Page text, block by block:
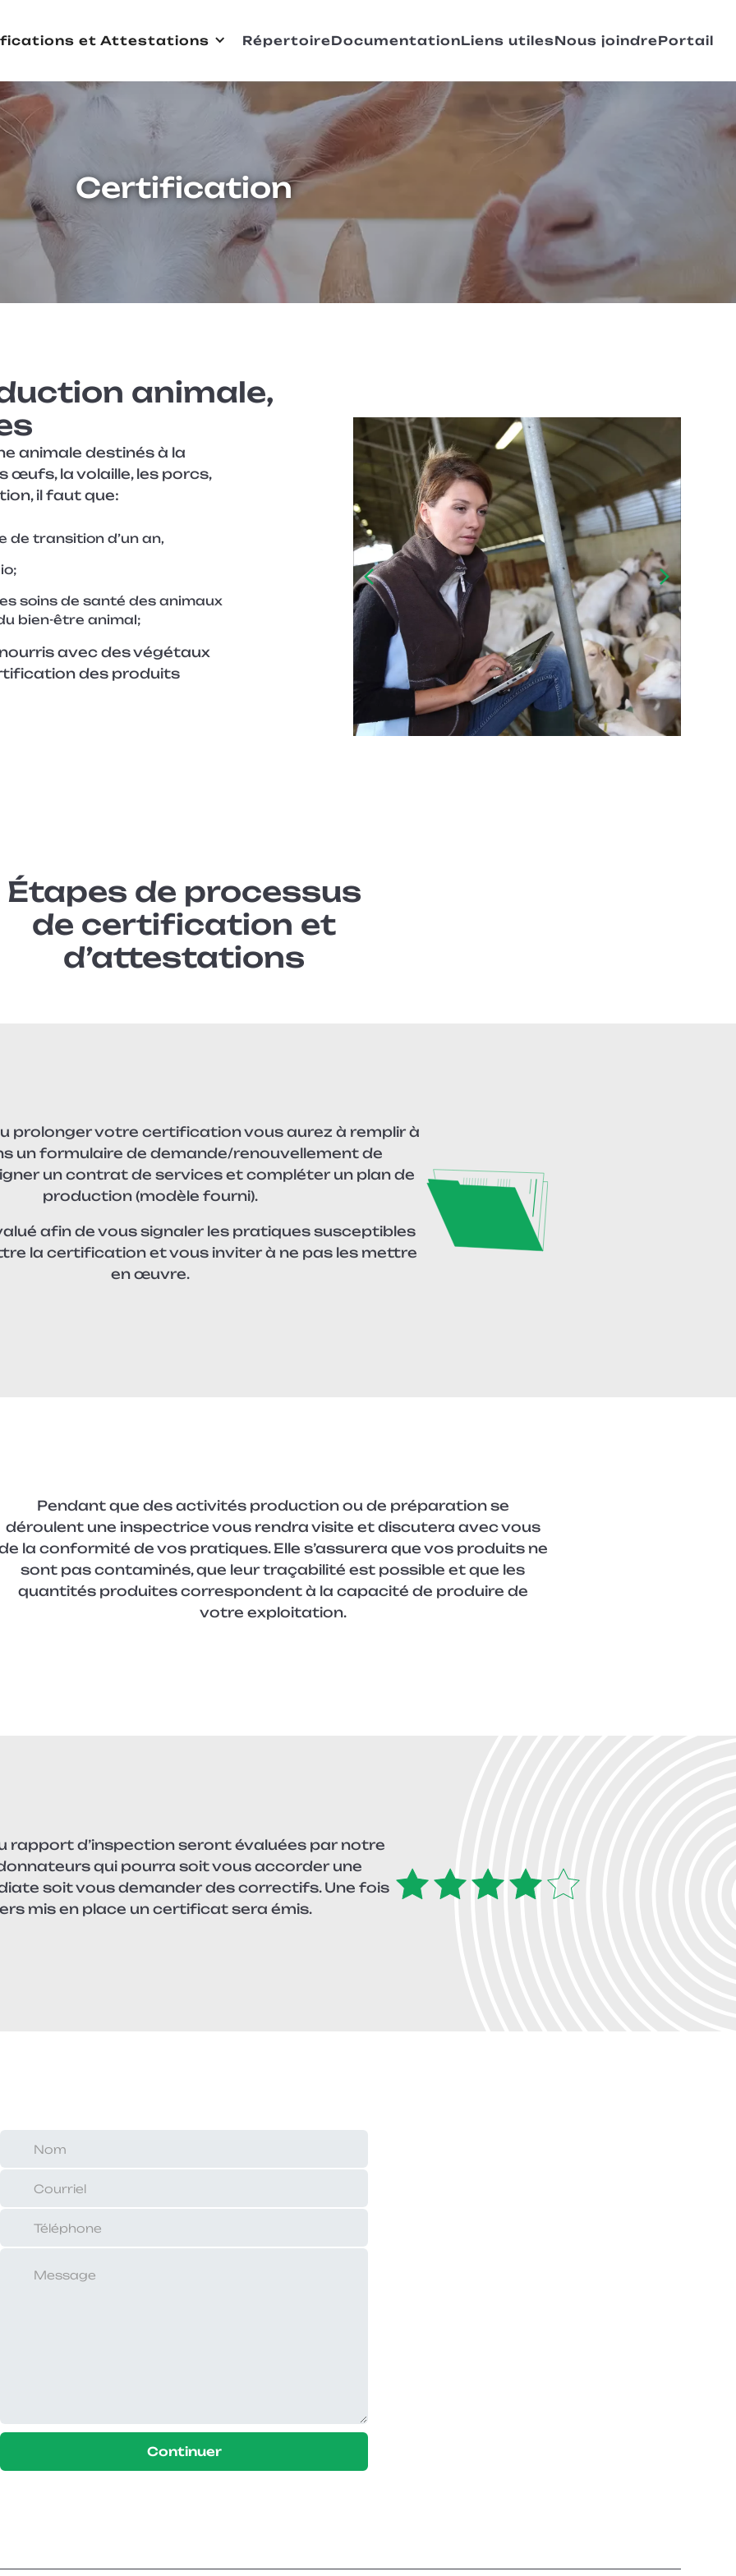
et Attestations RépertoireDocumentationLiens utilesNous joindrePortail
Certification
animale,
animale destinés à la
œufs, la volaille, les porcs,
il faut que:
de transition d’un an,
soins de santé des animaux
bien-être animal;
avec des végétaux
des produits
Étapes de processus
de certification et
d’attestations
prolonger votre certification vous aurez à remplir à
un formulaire de demande/renouvellement de
un contrat de services et compléter un plan de
production (modèle fourni).
afin de vous signaler les pratiques susceptibles
la certification et vous inviter à ne pas les mettre
en œuvre.
Pendant que des activités production ou de préparation se
déroulent une inspectrice vous rendra visite et discutera avec vous
la conformité de vos pratiques. Elle s’assurera que vos produits ne
sont pas contaminés, que leur traçabilité est possible et que les
quantités produites correspondent à la capacité de produire de
votre exploitation.
rapport d’inspection seront évaluées par notre
qui pourra soit vous accorder une
soit vous demander des correctifs. Une fois
mis en place un certificat sera émis.